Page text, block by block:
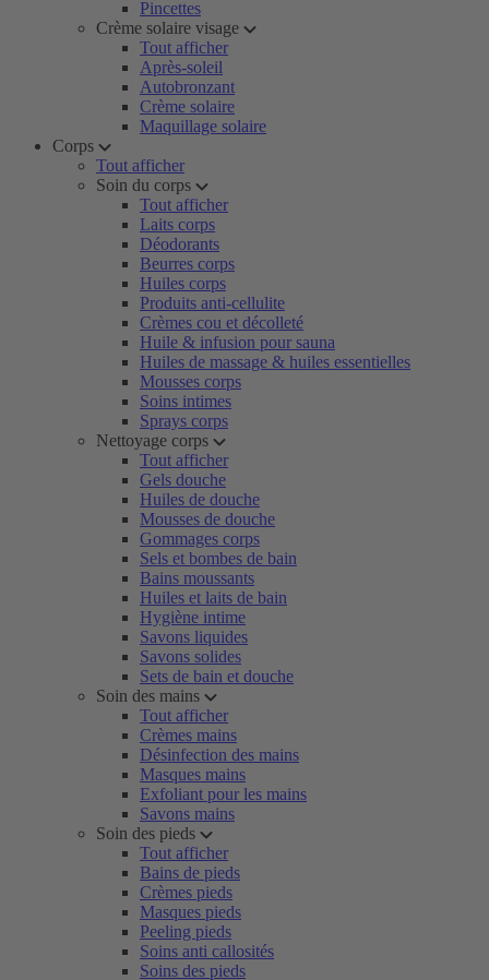
Pincettes
Crème solaire visage
Tout afficher
Après-soleil
Autobronzant
Crème solaire
Maquillage solaire
Corps
Tout afficher
Soin du corps
Tout afficher
Laits corps
Déodorants
Beurres corps
Huiles corps
Produits anti-cellulite
Crèmes cou et décolleté
Huile & infusion pour sauna
Huiles de massage & huiles essentielles
Mousses corps
Soins intimes
Sprays corps
Nettoyage corps
Tout afficher
Gels douche
Huiles de douche
Mousses de douche
Gommages corps
Sels et bombes de bain
Bains moussants
Huiles et laits de bain
Hygiène intime
Savons liquides
Savons solides
Sets de bain et douche
Soin des mains
Tout afficher
Crèmes mains
Désinfection des mains
Masques mains
Exfoliant pour les mains
Savons mains
Soin des pieds
Tout afficher
Bains de pieds
Crèmes pieds
Masques pieds
Peeling pieds
Soins anti callosités
Soins des pieds